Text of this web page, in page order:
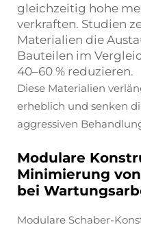
gleichzeitig hohe
verkraften. Studien
Materialien die
Bauteilen im
40–60 % reduzieren.
Diese Materialien
erheblich und senken
aggressiven
Modulare
Minimierung
bei
Modulare Schaber-